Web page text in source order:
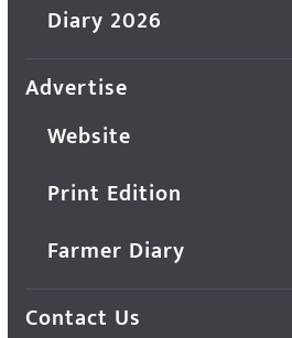
Diary 2026
Advertise
Website
Print Edition
Farmer Diary
Contact Us